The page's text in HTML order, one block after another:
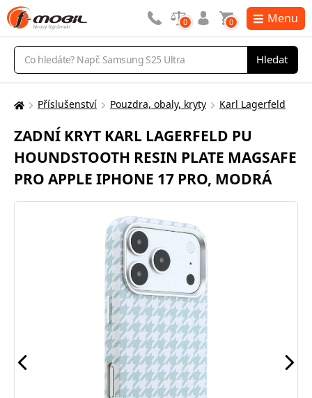
Vyhledávání
Hledat
0 0 Menu
Zde
nacházíte:
Příslušenství Pouzdra, obaly, kryty Karl Lagerfeld
ZADNÍ KRYT KARL LAGERFELD PU
HOUNDSTOOTH RESIN PLATE MAGSAFE
PRO APPLE IPHONE 17 PRO, MODRÁ